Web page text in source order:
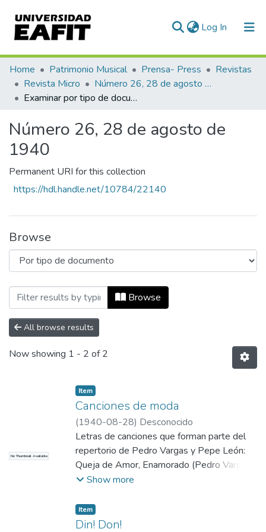
Log In (current)
Communities & Collections
All of DSpace
Home Patrimonio Musical Prensa- Press
Revistas
Revista Micro
Número 26, 28 de agosto de 1940
Examinar por tipo de documento
Número 26, 28 de agosto de
1940
Permanent URI for this collection
https://hdl.handle.net/10784/22140
Browse
Browsing Número 26, 28 de agosto de
Browse
All browse results
Now showing 1 - 2 of 2
No Thumbnail Available
Item
Canciones de moda
(1940-08-28) Desconocido
Letras de canciones que forman parte del
repertorio de Pedro Vargas y Pepe León:
Queja de Amor, Enamorado (Pedro Vargas),
Incertidumbre, No Puedo, En el Balalaika,
Déjate Querer (Pedro Rublione).
Show more
Item
Din! Don!